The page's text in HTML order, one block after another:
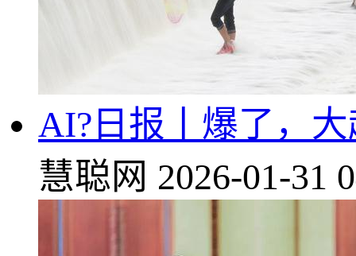
AI?日报丨爆了，
慧聪网 2026-01-31